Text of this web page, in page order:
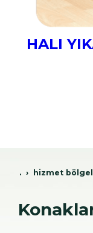
HALI
. hi̇zmet